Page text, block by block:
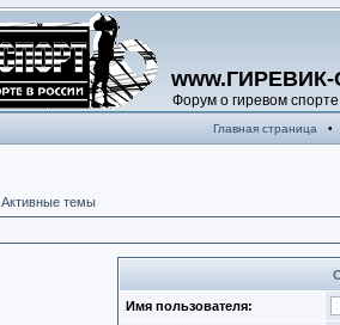
Форум о гиревом спорте
Главная страница •
Активные темы
Имя пользователя: